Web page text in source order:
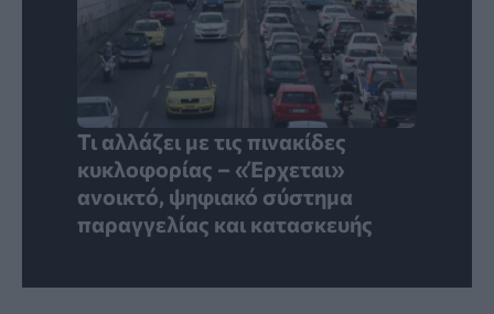
Τι αλλάζει με τις πινακίδες
κυκλοφορίας – «Έρχεται»
ανοικτό, ψηφιακό σύστημα
παραγγελίας και κατασκευής